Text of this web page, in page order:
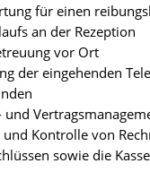
für einen
an der Rezeption
vor Ort
der eingehenden
und
und Kontrolle von
sowie die